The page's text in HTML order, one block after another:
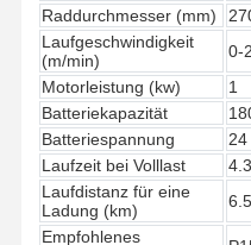
Kranräder
Drahtseiltrommel
Krähenhaken
Endwagen
Kran-Flaschenzug
Raddurchmesser (mm)
Laufgeschwindigkeit
(m/min)
0-
Motorleistung (kw)
1
Batteriekapazität
Batteriespannung
24
Laufzeit bei Volllast
Laufdistanz für eine
Ladung (km)
6.5
Empfohlenes